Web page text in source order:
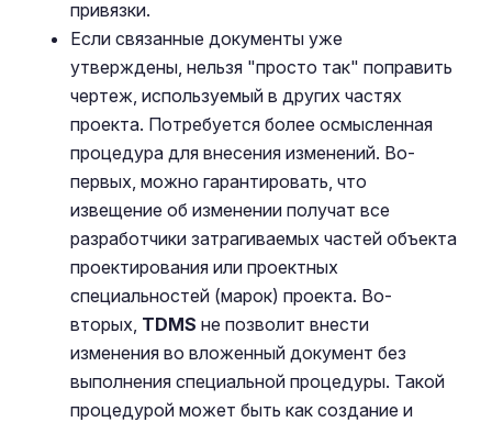
привязки.
Если связанные документы уже
утверждены, нельзя "просто так" поправить
чертеж, используемый в других частях
проекта. Потребуется более осмысленная
процедура для внесения изменений. Во-
первых, можно гарантировать, что
извещение об изменении получат все
разработчики затрагиваемых частей объекта
проектирования или проектных
специальностей (марок) проекта. Во-
вторых, TDMS не позволит внести
изменения во вложенный документ без
выполнения специальной процедуры. Такой
процедурой может быть как создание и